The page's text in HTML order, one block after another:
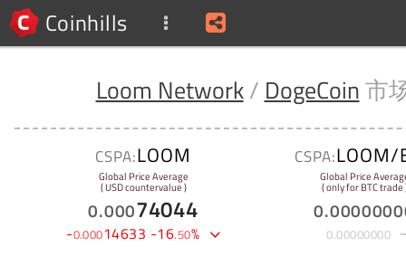
Coinhills
Loom Network/ DogeCoin市
CSPA:LOOM
Global Price Average
( USD countervalue )
0.00074044
-0.00014633 -16.50%
CSPA:LOOM/
Global Price
( only for BTC trade
0.
0.00000000